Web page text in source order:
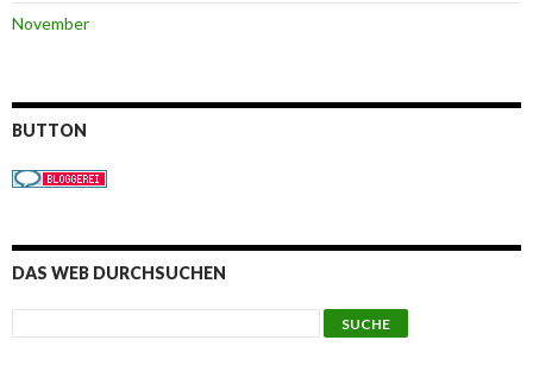
November
BUTTON
DAS WEB DURCHSUCHEN